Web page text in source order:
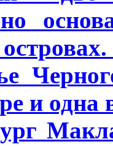
и одна